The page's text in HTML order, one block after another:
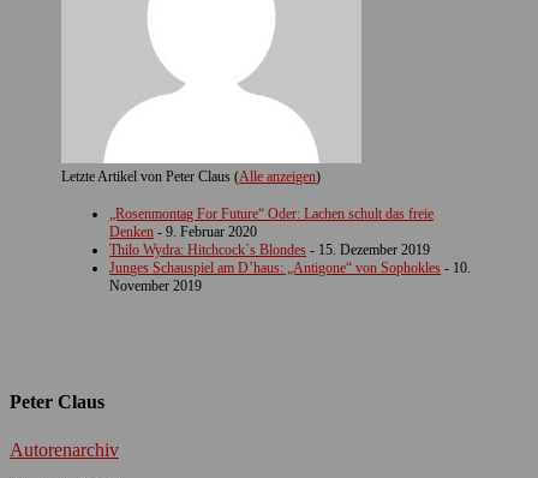
Letzte Artikel von Peter Claus(Alle anzeigen)
„Rosenmontag For Future“ Oder: Lachen schult das freie
Denken - 9. Februar 2020
Thilo Wydra: Hitchcock´s Blondes - 15. Dezember 2019
Junges Schauspiel am D’haus: „Antigone“ von Sophokles - 10.
November 2019
Peter Claus
Autorenarchiv